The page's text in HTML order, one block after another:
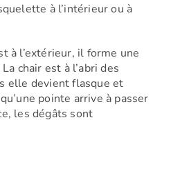
à l’intérieur ou à
à l’extérieur, il forme une
chair est à l’abri des
elle devient flasque et
pointe arrive à passer
les dégâts sont